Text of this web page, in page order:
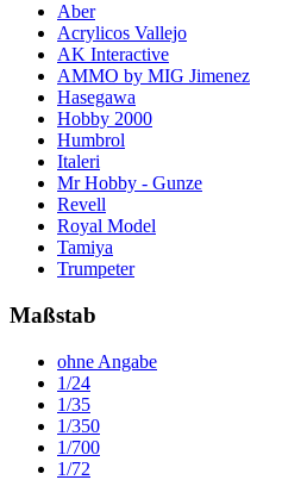
Aber
Acrylicos Vallejo
AK Interactive
AMMO by MIG Jimenez
Hasegawa
Hobby 2000
Humbrol
Italeri
Mr Hobby - Gunze
Revell
Royal Model
Tamiya
Trumpeter
Maßstab
ohne Angabe
1/24
1/35
1/350
1/700
1/72